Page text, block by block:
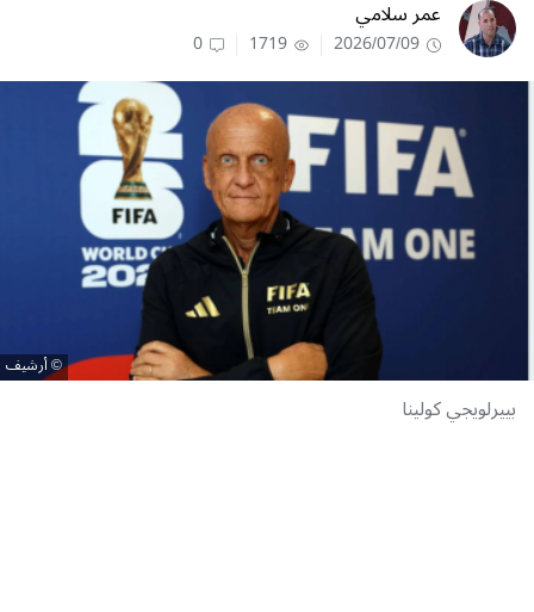
عمر سلامي
2026/07/09
1719
0
أرشيف
بييرلويجي كولينا